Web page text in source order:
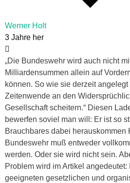
Werner Holt
3 Jahre her
„Die Bundeswehr wird auch nicht
Milliardensummen allein auf
können. So wie sie derzeit
Zeitenwende an den
Gesellschaft scheitern.“ Diesen
bewerfen soviel man will: Er ist so
Brauchbares dabei herauskommen
Bundeswehr muß entweder
werden. Oder sie wird nicht sein.
Problem wird im Artikel
geeigneten gesetzlichen und